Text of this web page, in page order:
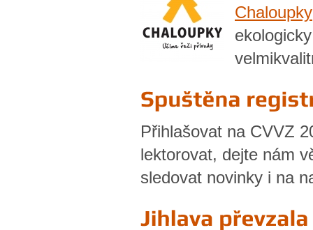
Chaloupky
Přihlašovat na CVVZ
lektorovat, dejte nám
sledovat novinky i na